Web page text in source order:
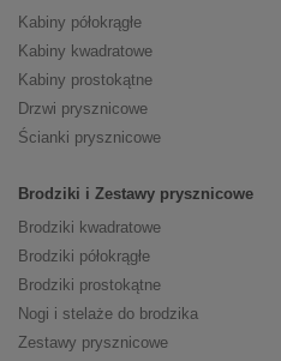
Kabiny półokrągłe
Kabiny kwadratowe
Kabiny prostokątne
Drzwi prysznicowe
Ścianki prysznicowe
Brodziki i Zestawy prysznicowe
Brodziki kwadratowe
Brodziki półokrągłe
Brodziki prostokątne
Nogi i stelaże do brodzika
Zestawy prysznicowe